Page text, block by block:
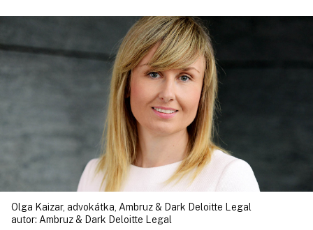
Olga Kaizar, advokátka, Ambruz & Dark Deloitte Legal
autor: Ambruz & Dark Deloitte Legal